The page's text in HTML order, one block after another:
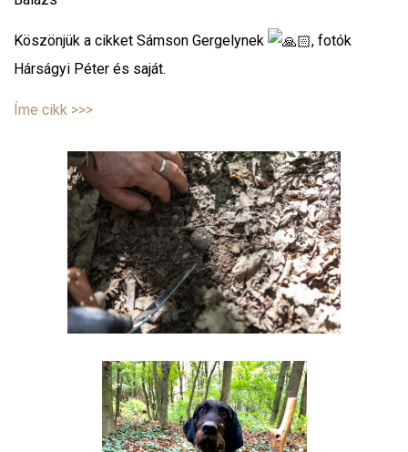
Köszönjük a cikket Sámson Gergelynek
, fotók
Hárságyi Péter és saját.
Íme cikk >>>